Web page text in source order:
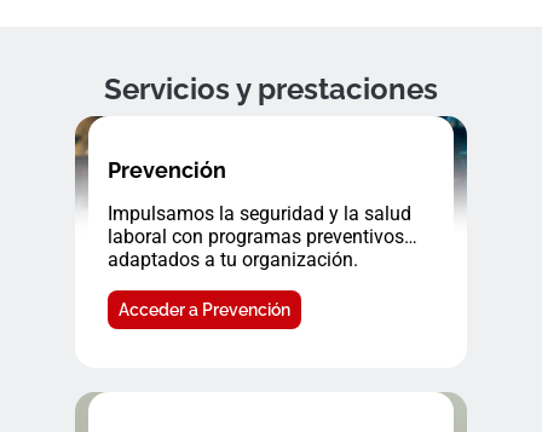
Servicios y prestaciones
Prevención
Impulsamos la seguridad y la salud
laboral con programas preventivos
adaptados a tu organización.
Acceder a Prevención